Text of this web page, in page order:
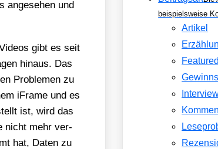
ange­se­hen und
gibt es seit
hin­aus. Das
Pro­ble­men zu
iFrame und es
ist, wird das
nicht mehr ver­
hat, Daten zu
beispielsweise
Artikel